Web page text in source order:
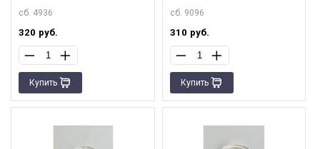
сб. 4936
320 руб.
Купить
сб. 9096
310 руб.
Купить